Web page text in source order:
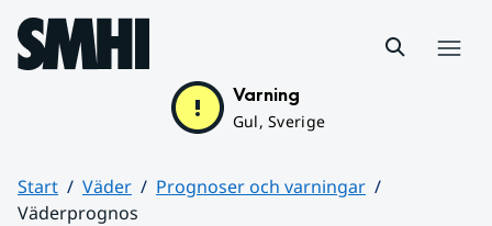
Hoppa till sidans innehåll
Varning
Gul, Sverige
Start Väder
Prognoser och varningar
Väderprognos